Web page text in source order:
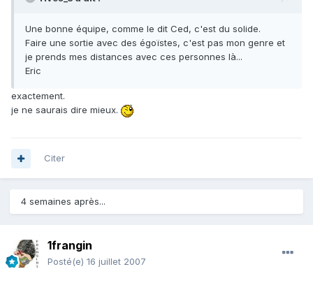
Une bonne équipe, comme le dit Ced, c'est du solide.
Faire une sortie avec des égoïstes, c'est pas mon genre et
je prends mes distances avec ces personnes là...
Eric
exactement.
je ne saurais dire mieux.
Citer
4 semaines après...
1frangin
Posté(e) 16 juillet 2007